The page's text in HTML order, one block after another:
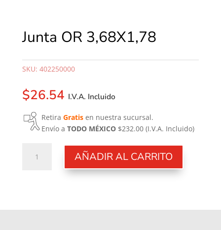
Junta OR 3,68X1,78
SKU: 402250000
$26.54 I.V.A. Incluido
Retira Gratisen nuestra sucursal.
Envío a TODO MÉXICO$232.00 (I.V.A. Incluido)
AÑADIR AL CARRITO